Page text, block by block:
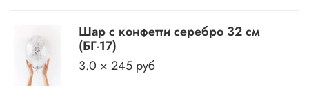
Шар с конфетти серебро 32 см
(БГ-17)
3.0 × 245 руб